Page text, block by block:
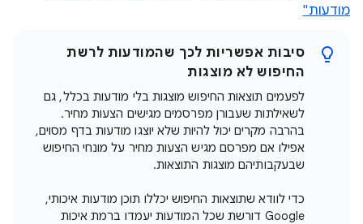
מודעות"
סיבות אפשריות לכך שהמודעות לרשת
החיפוש לא מוצגות
לפעמים תוצאות החיפוש מוצגות בלי מודעות בכלל, גם
לשאילתות שעבורן מפרסמים מגישים הצעות מחיר.
בהרבה מקרים יכול להיות שלא יוצגו מודעות בדף מסוים,
אפילו אם מפרסם מגיש הצעות מחיר על מונחי החיפוש
שבעקבותיהם מוצגות התוצאות.
כדי לוודא שתוצאות החיפוש יכללו תוכן מודעות איכותי,
Google דורשת שכל המודעות יעמדו ברמת איכות